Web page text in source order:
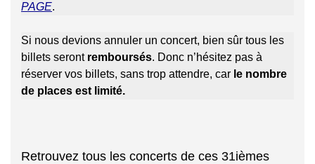
PAGE.
Si nous devions annuler un concert, bien sûr tous les
billets seront remboursés. Donc n’hésitez pas à
réserver vos billets, sans trop attendre, car le nombre
de places est limité.
Retrouvez tous les concerts de ces 31ièmes